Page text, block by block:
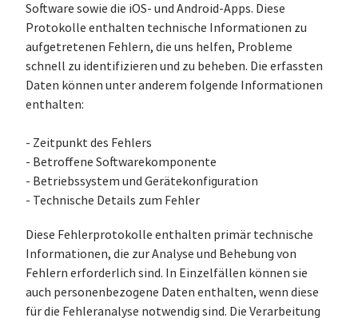
Software sowie die iOS- und Android-Apps. Diese
Protokolle enthalten technische Informationen zu
aufgetretenen Fehlern, die uns helfen, Probleme
schnell zu identifizieren und zu beheben. Die erfassten
Daten können unter anderem folgende Informationen
enthalten:
- Zeitpunkt des Fehlers
- Betroffene Softwarekomponente
- Betriebssystem und Gerätekonfiguration
- Technische Details zum Fehler
Diese Fehlerprotokolle enthalten primär technische
Informationen, die zur Analyse und Behebung von
Fehlern erforderlich sind. In Einzelfällen können sie
auch personenbezogene Daten enthalten, wenn diese
für die Fehleranalyse notwendig sind. Die Verarbeitung